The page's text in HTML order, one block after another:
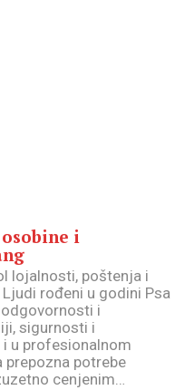
i
lojalnosti, poštenja i
rođeni u godini Psa
i
sigurnosti i
u profesionalnom
potrebe
cenjenim…